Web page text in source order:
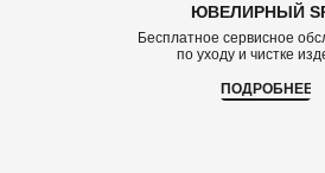
ЮВЕЛИРНЫЙ
Бесплатное сервисное
по уходу и чистке
ПОДРОБНЕЕ